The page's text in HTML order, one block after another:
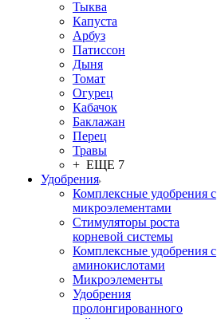
Тыква
Капуста
Арбуз
Патиссон
Дыня
Томат
Огурец
Кабачок
Баклажан
Перец
Травы
+ ЕЩЕ 7
Удобрения
Комплексные удобрения с
микроэлементами
Стимуляторы роста
корневой системы
Комплексные удобрения с
аминокислотами
Микроэлементы
Удобрения
пролонгированного